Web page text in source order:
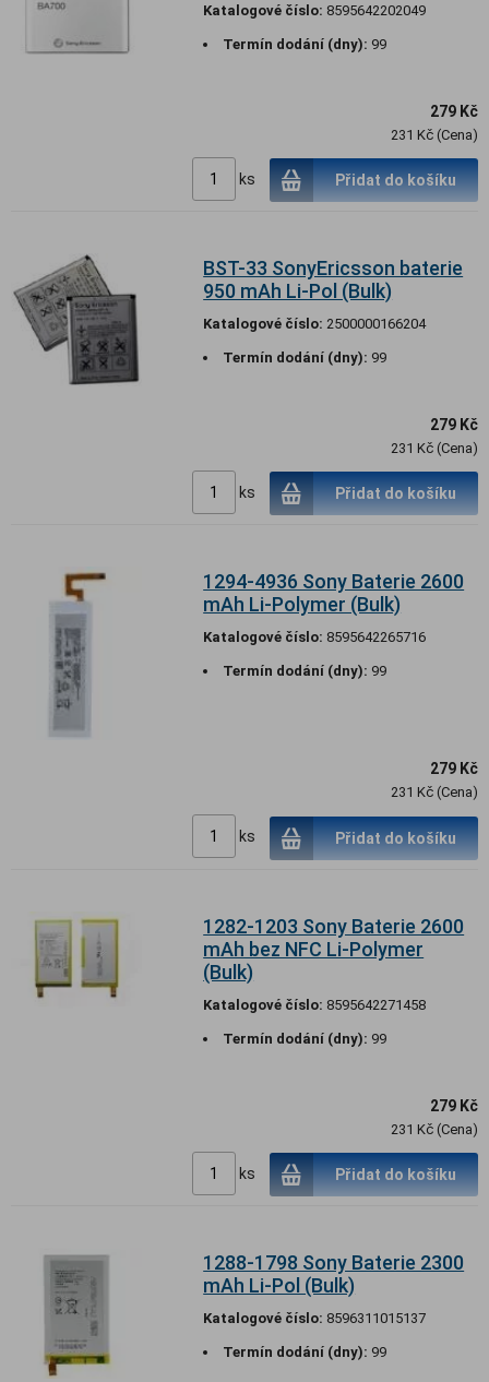
Katalogové číslo: 8595642202049
Termín dodání (dny): 99
279 Kč
231 Kč (Cena)
ks Přidat do košíku
BST-33 SonyEricsson baterie
950 mAh Li-Pol (Bulk)
Katalogové číslo: 2500000166204
Termín dodání (dny): 99
279 Kč
231 Kč (Cena)
ks Přidat do košíku
1294-4936 Sony Baterie 2600
mAh Li-Polymer (Bulk)
Katalogové číslo: 8595642265716
Termín dodání (dny): 99
279 Kč
231 Kč (Cena)
ks Přidat do košíku
1282-1203 Sony Baterie 2600
mAh bez NFC Li-Polymer
(Bulk)
Katalogové číslo: 8595642271458
Termín dodání (dny): 99
279 Kč
231 Kč (Cena)
ks Přidat do košíku
1288-1798 Sony Baterie 2300
mAh Li-Pol (Bulk)
Katalogové číslo: 8596311015137
Termín dodání (dny): 99